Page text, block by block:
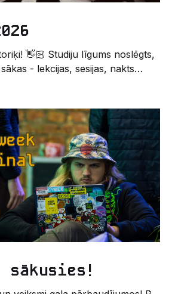
līgums noslēgts,
- lekcijas, sesijas, nakts
veids, kā iepazīt savu jauno
vidē, par došanos uz
nometne
draugus, ieskatu studenta